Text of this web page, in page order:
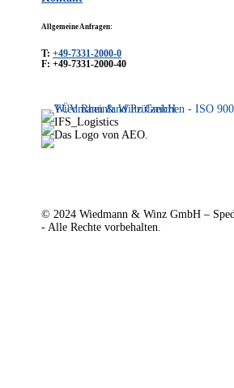
Allgemeine Anfragen:
T:+49-7331-2000-0
F: +49-7331-2000-40
© 2024 Wiedmann & Winz GmbH –
- Alle Rechte vorbehalten.